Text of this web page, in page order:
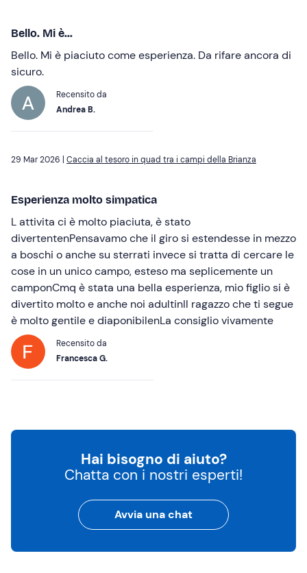
Bello. Mi è...
Bello. Mi è piaciuto come esperienza. Da rifare ancora di
sicuro.
Recensito da
Andrea B.
29 Mar 2026 | Caccia al tesoro in quad tra i campi della Brianza
Esperienza molto simpatica
L attivita ci è molto piaciuta, è stato
divertentenPensavamo che il giro si estendesse in mezzo
a boschi o anche su sterrati invece si tratta di cercare le
cose in un unico campo, esteso ma seplicemente un
camponCmq è stata una bella esperienza, mio figlio si è
divertito molto e anche noi adultinIl ragazzo che ti segue
è molto gentile e diaponibilenLa consiglio vivamente
Recensito da
Francesca G.
Hai bisogno di aiuto?
Chatta con i nostri esperti!
Avvia una chat